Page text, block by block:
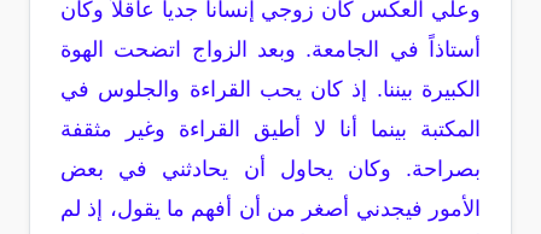
وعلي العكس كان زوجي إنساناً جدياً عاقلاً وكان
أستاذاً في الجامعة. وبعد الزواج اتضحت الهوة
الكبيرة بيننا. إذ كان يحب القراءة والجلوس في
المكتبة بينما أنا لا أطيق القراءة وغير مثقفة
بصراحة. وكان يحاول أن يحادثني في بعض
الأمور فيجدني أصغر من أن أفهم ما يقول، إذ لم